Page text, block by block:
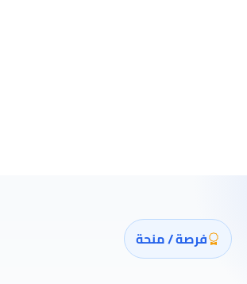
فرصة / منحة